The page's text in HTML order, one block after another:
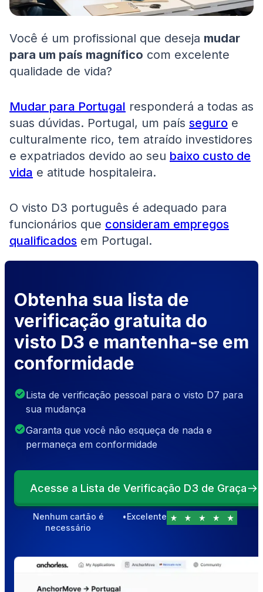
Você é um profissional que deseja mudar
para um país magnífico com excelente
qualidade de vida?
Mudar para Portugal responderá a todas as
suas dúvidas. Portugal, um país seguro e
culturalmente rico, tem atraído investidores
e expatriados devido ao seu baixo custo de
vida e atitude hospitaleira.
O visto D3 português é adequado para
funcionários que consideram empregos
qualificados em Portugal.
Obtenha sua lista de
verificação gratuita do
visto D3 e mantenha-se em
conformidade
Lista de verificação pessoal para o visto D7 para
sua mudança
Garanta que você não esqueça de nada e
permaneça em conformidade
Acesse a Lista de Verificação D3 de Graça
Nenhum cartão é
necessário
•Excelente